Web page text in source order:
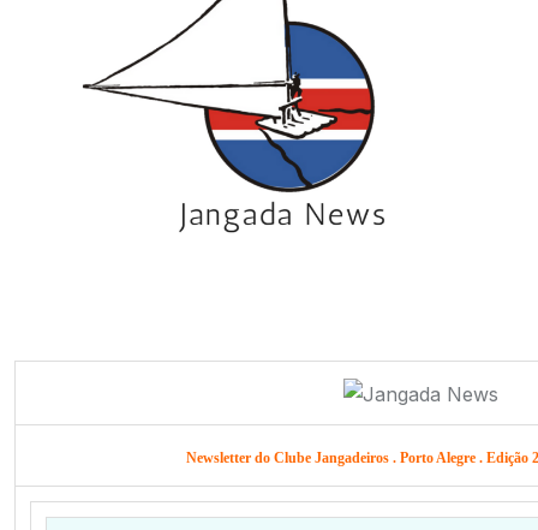
Newsletter do Clube Jangadeiros . Porto Alegre . Edição